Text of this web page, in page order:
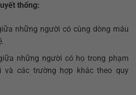
thống:
những người có cùng dòng máu
những người có họ trong phạm
và các trường hợp khác theo quy